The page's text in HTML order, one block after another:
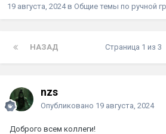
19 августа, 2024в Общие темы по ручной
НАЗАД Страница 1 из 3
nzs
Опубликовано 19 августа, 2024
Доброго всем коллеги!